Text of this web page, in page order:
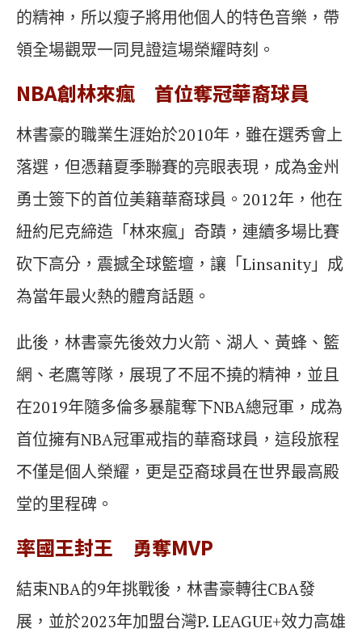
的精神，所以瘦子將用他個人的特色音樂，帶
領全場觀眾一同見證這場榮耀時刻。
NBA創林來瘋 首位奪冠華裔球員
林書豪的職業生涯始於2010年，雖在選秀會上
落選，但憑藉夏季聯賽的亮眼表現，成為金州
勇士簽下的首位美籍華裔球員。2012年，他在
紐約尼克締造「林來瘋」奇蹟，連續多場比賽
砍下高分，震撼全球籃壇，讓「Linsanity」成
為當年最火熱的體育話題。
此後，林書豪先後效力火箭、湖人、黃蜂、籃
網、老鷹等隊，展現了不屈不撓的精神，並且
在2019年隨多倫多暴龍奪下NBA總冠軍，成為
首位擁有NBA冠軍戒指的華裔球員，這段旅程
不僅是個人榮耀，更是亞裔球員在世界最高殿
堂的里程碑。
率國王封王 勇奪MVP
結束NBA的9年挑戰後，林書豪轉往CBA發
展，並於2023年加盟台灣P. LEAGUE+效力高雄